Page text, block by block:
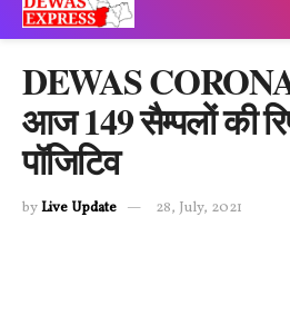
DEWAS
आज 149 सैम्पलों की
पॉजिटिव
byLive Update 28, July, 2021